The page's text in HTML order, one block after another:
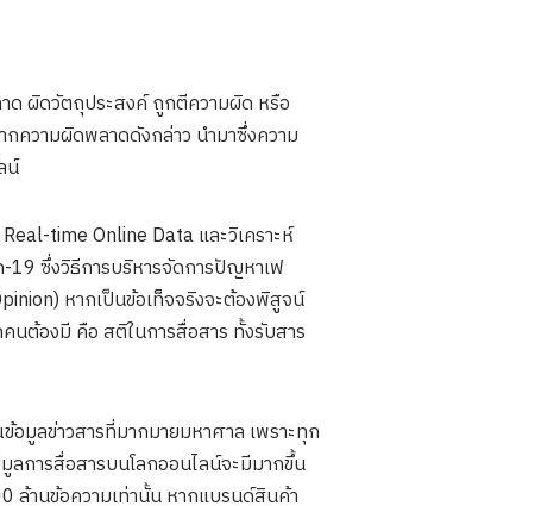
ด ผิดวัตถุประสงค์ ถูกตีความผิด หรือ
ความผิดพลาดดังกล่าว นำมาซึ่งความ
น์
time Online Data และวิเคราะห์
19 ซึ่งวิธีการบริหารจัดการปัญหาเฟ
หากเป็นข้อเท็จจริงจะต้องพิสูจน์
นต้องมี คือ สติในการสื่อสาร ทั้งรับสาร
มูลข่าวสารที่มากมายมหาศาล เพราะทุก
ลการสื่อสารบนโลกออนไลน์จะมีมากขึ้น
ล้านข้อความเท่านั้น หากแบรนด์สินค้า